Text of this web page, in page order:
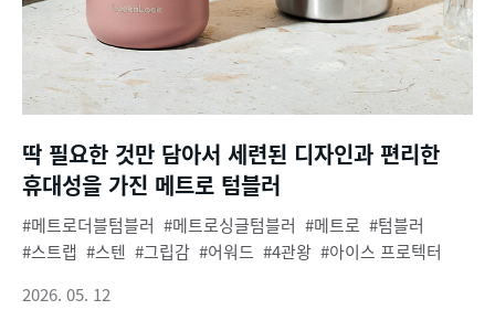
딱 필요한 것만 담아서 세련된 디자인과 편리한
휴대성을 가진 메트로 텀블러
메트로더블텀블러 메트로싱글텀블러 메트로
텀블러
스트랩
스텐 그립감 어워드 4관왕
아이스 프로텍터
2026. 05. 12